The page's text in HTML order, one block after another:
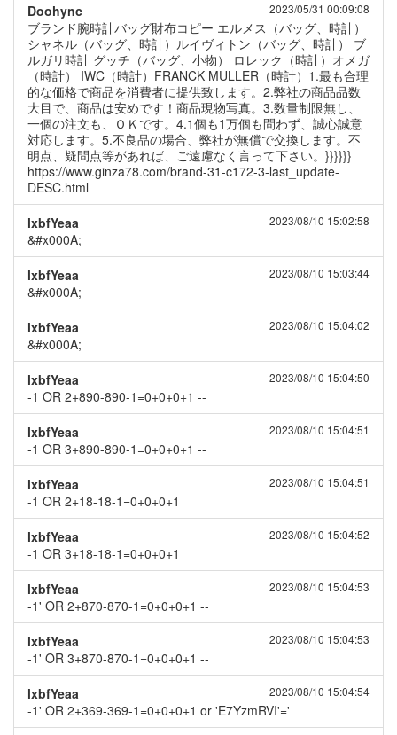
Doohync
2023/05/31 00:09:08
ブランド腕時計バッグ財布コピー エルメス（バッグ、時計）
シャネル（バッグ、時計）ルイヴィトン（バッグ、時計） ブ
ルガリ時計 グッチ（バッグ、小物） ロレック（時計）オメガ
（時計） IWC（時計）FRANCK MULLER（時計）1.最も合理
的な価格で商品を消費者に提供致します。2.弊社の商品品数
大目で、商品は安めです！商品現物写真。3.数量制限無し、
一個の注文も、ＯＫです。4.1個も1万個も問わず、誠心誠意
対応します。5.不良品の場合、弊社が無償で交換します。不
明点、疑問点等があれば、ご遠慮なく言って下さい。}}}}}}
https://www.ginza78.com/brand-31-c172-3-last_update-
DESC.html
lxbfYeaa
2023/08/10 15:02:58
&#x000A;
lxbfYeaa
2023/08/10 15:03:44
&#x000A;
lxbfYeaa
2023/08/10 15:04:02
&#x000A;
lxbfYeaa
2023/08/10 15:04:50
-1 OR 2+890-890-1=0+0+0+1 --
lxbfYeaa
2023/08/10 15:04:51
-1 OR 3+890-890-1=0+0+0+1 --
lxbfYeaa
2023/08/10 15:04:51
-1 OR 2+18-18-1=0+0+0+1
lxbfYeaa
2023/08/10 15:04:52
-1 OR 3+18-18-1=0+0+0+1
lxbfYeaa
2023/08/10 15:04:53
-1' OR 2+870-870-1=0+0+0+1 --
lxbfYeaa
2023/08/10 15:04:53
-1' OR 3+870-870-1=0+0+0+1 --
lxbfYeaa
2023/08/10 15:04:54
-1' OR 2+369-369-1=0+0+0+1 or 'E7YzmRVI'='